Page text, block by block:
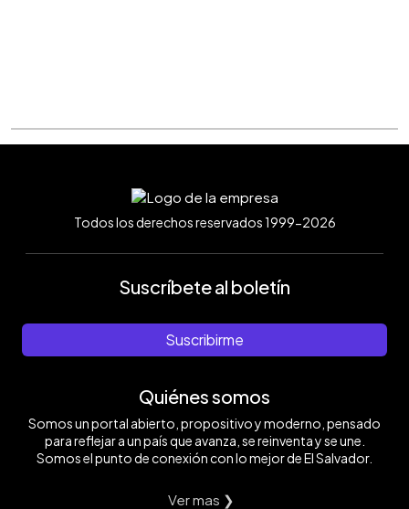
Todos los derechos reservados 1999-2026
Suscríbete al boletín
Suscribirme
Quiénes somos
Somos un portal abierto, propositivo y moderno, pensado
para reflejar a un país que avanza, se reinventa y se une.
Somos el punto de conexión con lo mejor de El Salvador.
Ver mas ❯